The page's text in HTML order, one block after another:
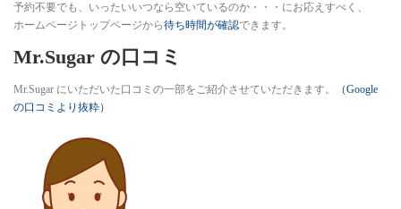
予約不要でも、いったいいつなら空いているのか・・・にお応えすべく、
ホームページトップページから待ち時間が確認できます。
Mr.Sugar の口コミ
Mr.Sugar にいただいた口コミの一部をご紹介させていただきます。
（Google
の口コミより抜粋）